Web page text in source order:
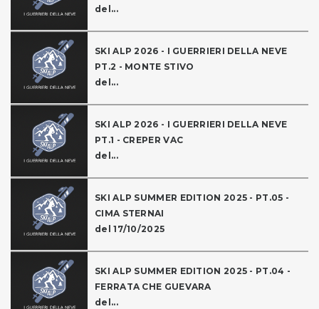
del...
SKI ALP 2026 - I GUERRIERI DELLA NEVE
PT.2 - MONTE STIVO
del...
SKI ALP 2026 - I GUERRIERI DELLA NEVE
PT.1 - CREPER VAC
del...
SKI ALP SUMMER EDITION 2025 - PT.05 -
CIMA STERNAI
del 17/10/2025
SKI ALP SUMMER EDITION 2025 - PT.04 -
FERRATA CHE GUEVARA
del...